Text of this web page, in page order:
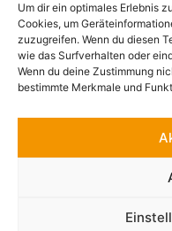
Um dir ein optimales Erlebnis
Cookies, um
zuzugreifen. Wenn du diesen
wie das Surfverhalten oder
Wenn du deine Zustimmung
bestimmte Merkmale und